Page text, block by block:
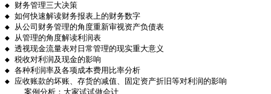
◆ 财务管理三大决策
◆ 如何快速解读财务报表上的财务数字
◆ 从公司财务管理的角度重新审视资产负债表
◆ 从管理的角度解读利润表
◆ 透视现金流量表对日常管理的现实重大意义
◆ 税收对利润及现金的影响
◆ 各种利润率及各项成本费用比率分析
◆ 应收账款的坏账、存货的减值、固定资产折旧等对利润的影响
    案例分析：大家试试做会计